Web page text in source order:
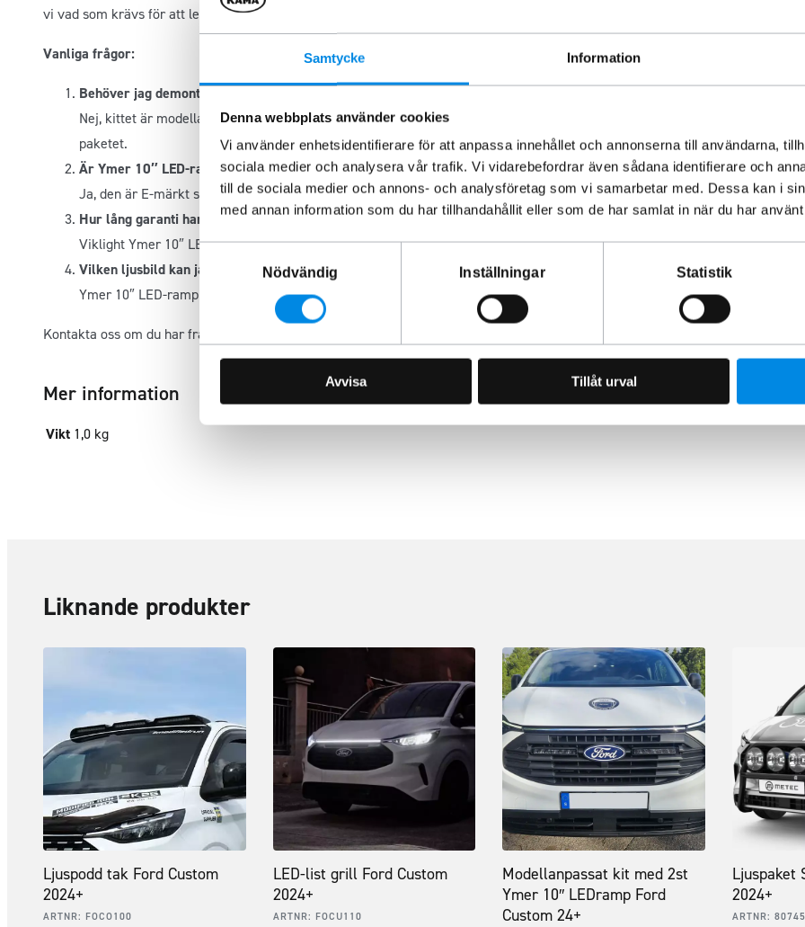
Samtycke Information
Denna webbplats använder cookies
Vi använder enhetsidentifierare för att anpassa innehållet och annonserna till användarna,
sociala medier och analysera vår trafik. Vi vidarebefordrar även sådana identifierare och
till de sociala medier och annons- och analysföretag som vi samarbetar med. Dessa kan i
med annan information som du har tillhandahållit eller som de har samlat in när du har
Samtyckesval
Nödvändig
Inställningar Statistik
Avvisa Tillåt urval
vi vad som krävs för att leverera pålitliga produkter som ger dig mervärde.
Vanliga frågor:
Behöver jag demontera fronten på min Ford Custom 2024+ för att installera detta kit?
Nej, kittet är modellanpassat och installationen kräver inte att du demonterar fronten. Allt du behöver ingår i
paketet.
Är Ymer 10″ LED-ramp E-godkänd?
Ja, den är E-märkt som extraljus och godkänd för användning på allmän väg.
Hur lång garanti har produkten?
Viklight Ymer 10″ LED-ramp omfattas av en treårig garanti.
Vilken ljusbild kan jag förvänta mig frånYmer 10″
Ymer 10″ LED-ramp ger en kraftfull ljusbild som förlänger ditt ordinarie helljus, med en räckvidd på hela 480 meter.
Kontakta oss om du har frågor kring produkten.
Mer information
Vikt 1,0 kg
Liknande produkter
Ljuspodd tak Ford Custom
2024+
ARTNR: FOCO100
LED-list grill Ford Custom
2024+
ARTNR: FOCU110
Modellanpassat kit med 2st
Ymer 10″ LEDramp Ford
Custom 24+
Ljuspaket
2024+
ARTNR: